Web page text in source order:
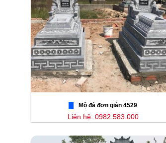
Mộ đá đơn giản 4529
Liên hệ: 0982.583.000